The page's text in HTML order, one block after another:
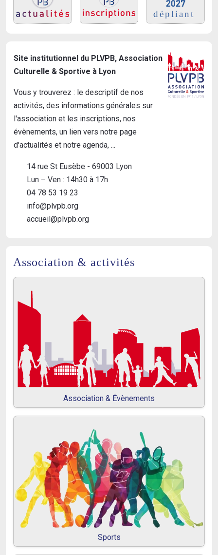
Site institutionnel du PLVPB, Association
Culturelle & Sportive à Lyon
Vous y trouverez : le descriptif de nos
activités, des informations générales sur
l'association et les inscriptions, nos
évènements, un lien vers notre page
d'actualités et notre agenda, ...
14 rue St Eusèbe - 69003 Lyon
Lun – Ven : 14h30 à 17h
04 78 53 19 23
info@plvpb.org
accueil@plvpb.org
Association & activités
Association & Évènements
Sports